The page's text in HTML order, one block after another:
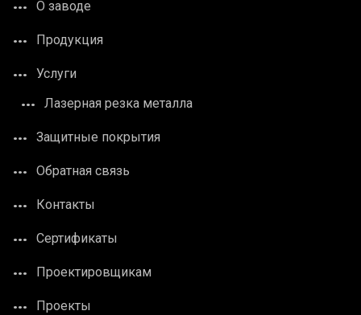
О заводе
Продукция
Услуги
Лазерная резка металла
Защитные покрытия
Обратная связь
Контакты
Сертификаты
Проектировщикам
Проекты